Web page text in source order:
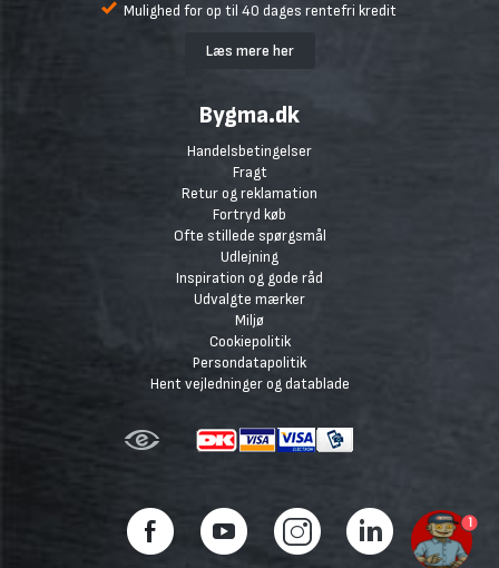
Mulighed for op til 40 dages rentefri kredit
Læs mere her
Bygma.dk
Handelsbetingelser
Fragt
Retur og reklamation
Fortryd køb
Ofte stillede spørgsmål
Udlejning
Inspiration og gode råd
Udvalgte mærker
Miljø
Cookiepolitik
Persondatapolitik
Hent vejledninger og datablade
1